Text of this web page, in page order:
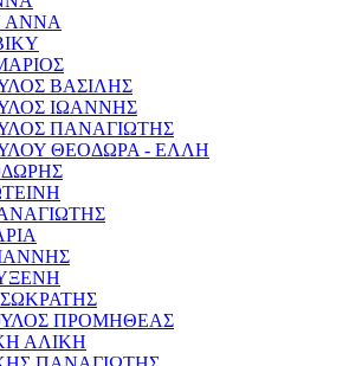
ΑΝΝΑ
ΒΑΣΙΛΗΣ
ΙΩΑΝΝΗΣ
ΠΑΝΑΓΙΩΤΗΣ
ΘΕΟΔΩΡΑ - ΕΛΛΗ
ΠΡΟΜΗΘΕΑΣ
ΑΛΙΚΗ